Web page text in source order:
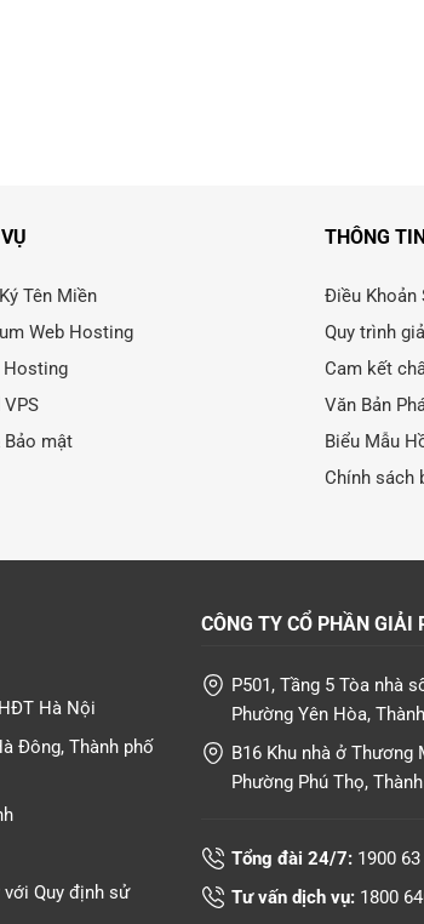
Tên Miền
Web Hosting
Hosting
Bảo mật
THÔNG
Điều Khoản
Quy trình
Cam kết
Văn Bản
Biểu Mẫu
Chính sách
Hà Nội
Đông, Thành phố
với Quy định sử
CÔNG TY CỔ PHẦN
P501, Tầng 5 Tòa nhà
Phường Yên Hòa,
B16 Khu nhà ở Thương
Phường Phú Thọ,
Tổng đài 24/7: 1900
Tư vấn dịch vụ: 1800